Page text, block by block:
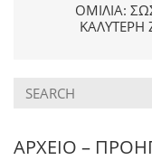
ΟΜΙΛΊΑ:
ΚΑΛΎΤΕΡΗ
ΑΡΧΕΙΟ –